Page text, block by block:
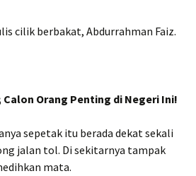
cilik berbakat, Abdurrahman Faiz.
Orang Penting di Negeri Ini!
sepetak itu berada dekat sekali
jalan tol. Di sekitarnya tampak
mata.